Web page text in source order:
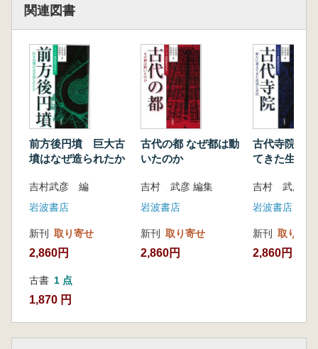
関連図書
前方後円墳 巨大古
墳はなぜ造られたか
吉村武彦 編
岩波書店
新刊 取り寄せ
2,860円
古書 1 点
1,870 円
古代の都 なぜ都は動
いたのか
吉村 武彦 編集
岩波書店
新刊 取り寄せ
2,860円
古代寺院 新たに見え
てきた生活
吉村 武彦 編
岩波書店
新刊 取り寄せ
2,860円